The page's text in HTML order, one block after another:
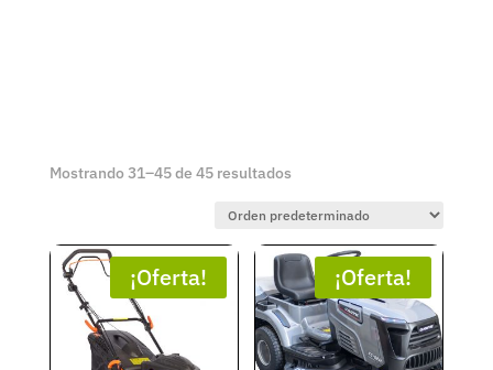
Mostrando 31–45 de 45 resultados
¡Oferta! ¡Oferta!